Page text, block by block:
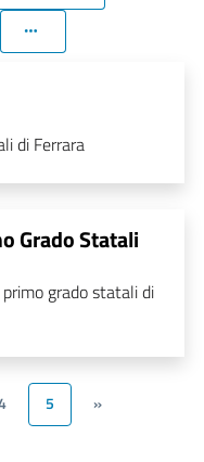
di Ferrara
Grado Statali
grado statali di
5 »